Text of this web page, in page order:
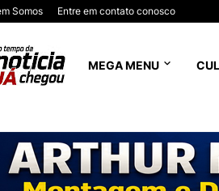
Somos Entre em contato conosco
MEGA MENU